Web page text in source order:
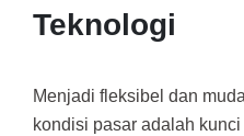
Teknologi
Menjadi fleksibel dan
kondisi pasar adalah